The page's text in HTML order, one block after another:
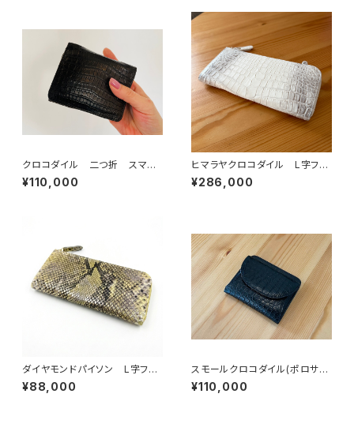
クロコダイル 二つ折 スマー
トウォレット ネイビー
¥110,000
ヒマラヤクロコダイル L字ファ
スナーウォレット
¥286,000
ダイヤモンドパイソン L字ファ
スナーウォレット イエローナチ
ュラル
¥88,000
スモールクロコダイル(ポロサ
ス) 二つ折コンパクトウォレッ
ト ブラック
¥110,000